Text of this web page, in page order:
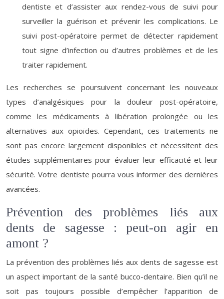
dentiste et d’assister aux rendez-vous de suivi pour
surveiller la guérison et prévenir les complications. Le
suivi post-opératoire permet de détecter rapidement
tout signe d’infection ou d’autres problèmes et de les
traiter rapidement.
Les recherches se poursuivent concernant les nouveaux
types d’analgésiques pour la douleur post-opératoire,
comme les médicaments à libération prolongée ou les
alternatives aux opioïdes. Cependant, ces traitements ne
sont pas encore largement disponibles et nécessitent des
études supplémentaires pour évaluer leur efficacité et leur
sécurité. Votre dentiste pourra vous informer des dernières
avancées.
Prévention des problèmes liés aux
dents de sagesse : peut-on agir en
amont ?
La prévention des problèmes liés aux dents de sagesse est
un aspect important de la santé bucco-dentaire. Bien qu’il ne
soit pas toujours possible d’empêcher l’apparition de